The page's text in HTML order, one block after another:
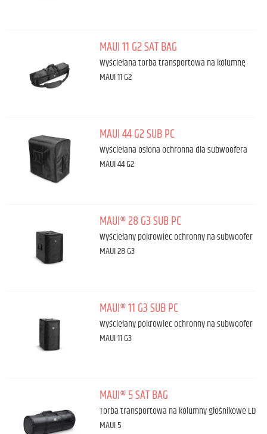
MAUI 11 G2 SAT BAG
Wyściełana torba transportowa na kolumnę
MAUI 11 G2
MAUI 44 G2 SUB PC
Wyściełana osłona ochronna dla subwoofera
MAUI 44 G2
MAUI® 28 G3 SUB PC
Wyściełany pokrowiec ochronny na subwoofer
MAUI 28 G3
MAUI® 11 G3 SUB PC
Wyściełany pokrowiec ochronny na subwoofer
MAUI 11 G3
MAUI® 5 SAT BAG
Torba transportowa na kolumny głośnikowe LD
MAUI 5